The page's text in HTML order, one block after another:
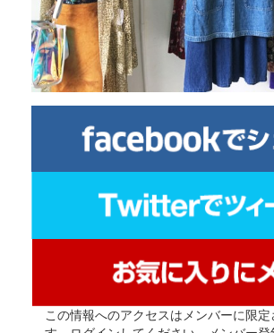
この情報へのアクセスはメンバーに限定